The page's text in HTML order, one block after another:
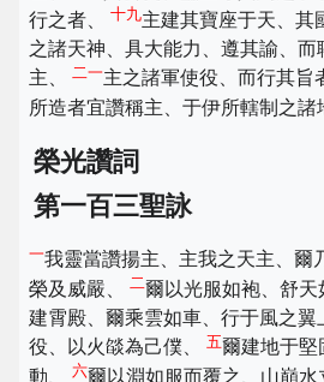
行之者、 十九主建其寶座于天、其
之諸天神、具大能力、遵其諭、
主、
二一主之諸軍使役、而行其旨
所造者宜讚稱主、于伊所轄制之諸
榮光讚詞
第一百三聖詠
一我靈當讚揚主、主我之天主、爾
榮及威嚴、
二爾以光服如袍、舒天
建霄殿、爾乘雲如車、行于風之翼
役、以火燄為己僕、 五爾建地于堅
動、 六爾以淵如服而覆之、山巔水